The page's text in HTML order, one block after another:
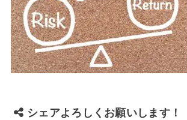
シェアよろしくお願いします！